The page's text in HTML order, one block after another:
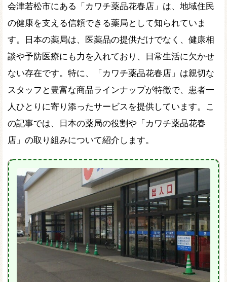
会津若松市にある「カワチ薬品花春店」は、地域住民
の健康を支える信頼できる薬局として知られていま
す。日本の薬局は、医薬品の提供だけでなく、健康相
談や予防医療にも力を入れており、日常生活に欠かせ
ない存在です。特に、「カワチ薬品花春店」は親切な
スタッフと豊富な商品ラインナップが特徴で、患者一
人ひとりに寄り添ったサービスを提供しています。こ
の記事では、日本の薬局の役割や「カワチ薬品花春
店」の取り組みについて紹介します。